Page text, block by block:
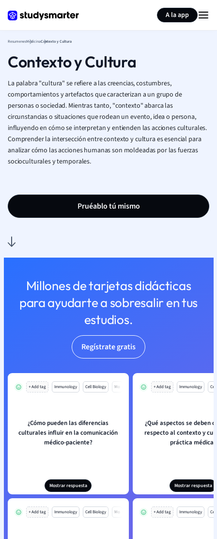
A la app
ResumenesMedicinaContexto y Cultura
Contexto y Cultura
La palabra "cultura" se refiere a las creencias, costumbres,
comportamientos y artefactos que caracterizan a un grupo de
personas o sociedad. Mientras tanto, "contexto" abarca las
circunstancias o situaciones que rodean un evento, idea o persona,
influyendo en cómo se interpretan y entienden las acciones culturales.
Comprender la intersección entre contexto y cultura es esencial para
analizar cómo las acciones humanas son moldeadas por las fuerzas
socioculturales y temporales.
Pruéablo tú mismo
Millones de tarjetas didácticas
para ayudarte a sobresalir en tus
estudios.
Regístrate gratis
+ Add tag Immunology Cell Biology Mo
¿Cómo pueden las diferencias
culturales influir en la comunicación
médico-paciente?
Mostrar respuesta
+ Add tag Immunology
¿Qué aspectos se deben
respecto al contexto y
práctica médica?
Mostrar respuesta
+ Add tag Immunology Cell Biology Mo + Add tag Immunology
Resumir página